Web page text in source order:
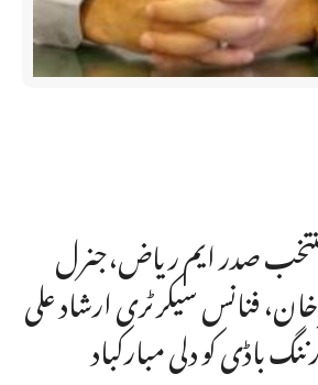
صدر ایم ریاض،جنرل
خان، فنانس سیکرٹری ارشاد علی
باڈی کو دلی مبارکباد